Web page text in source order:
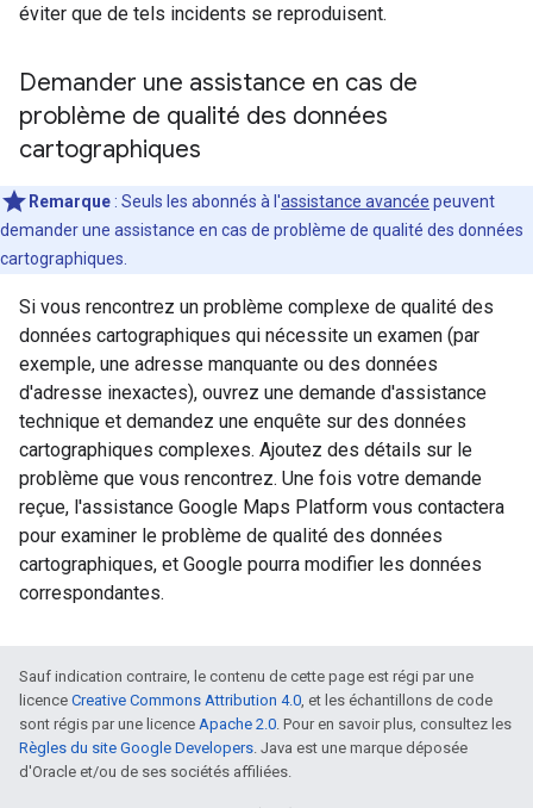
éviter que de tels incidents se reproduisent.
Demander une assistance en cas de
problème de qualité des données
cartographiques
Remarque : Seuls les abonnés à l'assistance avancée peuvent
demander une assistance en cas de problème de qualité des données
cartographiques.
Si vous rencontrez un problème complexe de qualité des
données cartographiques qui nécessite un examen (par
exemple, une adresse manquante ou des données
d'adresse inexactes), ouvrez une demande d'assistance
technique et demandez une enquête sur des données
cartographiques complexes. Ajoutez des détails sur le
problème que vous rencontrez. Une fois votre demande
reçue, l'assistance Google Maps Platform vous contactera
pour examiner le problème de qualité des données
cartographiques, et Google pourra modifier les données
correspondantes.
Sauf indication contraire, le contenu de cette page est régi par une
licence Creative Commons Attribution 4.0 , et les échantillons de code
sont régis par une licence Apache 2.0 . Pour en savoir plus, consultez les
Règles du site Google Developers . Java est une marque déposée
d'Oracle et/ou de ses sociétés affiliées.